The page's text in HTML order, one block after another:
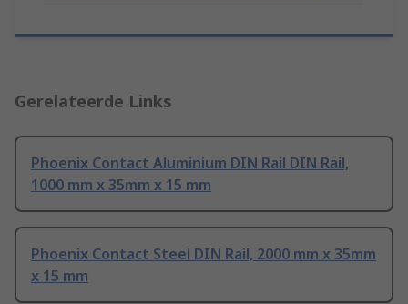
Gerelateerde Links
Phoenix Contact Aluminium DIN Rail DIN Rail,
1000 mm x 35mm x 15 mm
Phoenix Contact Steel DIN Rail, 2000 mm x 35mm
x 15 mm